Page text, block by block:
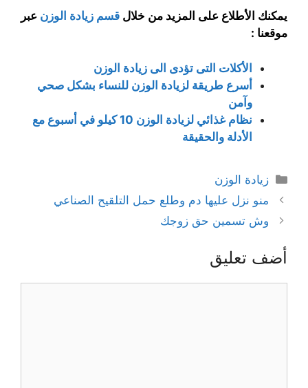
يمكنك الأطلاع على المزيد من خلال قسم زيادة الوزن عبر
موقعنا :
الأكلات التى تؤدى الى زيادة الوزن
أسرع طريقة لزيادة الوزن للنساء بشكل صحي
وآمن
نظام غذائي لزيادة الوزن 10 كيلو في أسبوع مع
الأدلة والحقيقة
التصنيفات
زيادة الوزن
منو نزل عليها دم وطلع حمل التلقيح الصناعي
وش تسمين حق زوجك
أضف تعليق